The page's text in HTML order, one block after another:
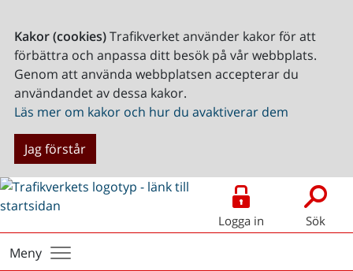
Kakor (cookies)Trafikverket använder kakor för att
förbättra och anpassa ditt besök på vår webbplats.
Genom att använda webbplatsen accepterar du
användandet av dessa kakor.
Läs mer om kakor och hur du avaktiverar dem
Jag förstår
Logga in Sök
Meny